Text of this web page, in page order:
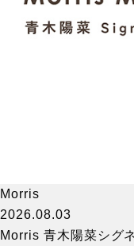
Morris
2026.08.03
Morris 青木陽菜シグ